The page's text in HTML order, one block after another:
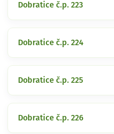
Dobratice č.p. 223
Dobratice č.p. 224
Dobratice č.p. 225
Dobratice č.p. 226